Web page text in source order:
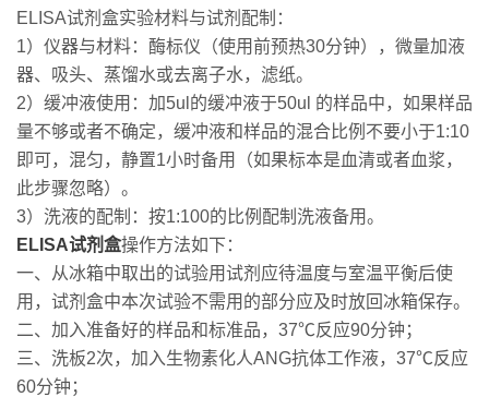
ELISA试剂盒实验材料与试剂配制：
1）仪器与材料：酶标仪（使用前预热30分钟），微量加液
器、吸头、蒸馏水或去离子水，滤纸。
2）缓冲液使用：加5ul的缓冲液于50ul 的样品中，如果样品
量不够或者不确定，缓冲液和样品的混合比例不要小于1:10
即可，混匀，静置1小时备用（如果标本是血清或者血浆，
此步骤忽略）。
3）洗液的配制：按1:100的比例配制洗液备用。
ELISA试剂盒操作方法如下：
一、从冰箱中取出的试验用试剂应待温度与室温平衡后使
用，试剂盒中本次试验不需用的部分应及时放回冰箱保存。
二、加入准备好的样品和标准品，37℃反应90分钟；
三、洗板2次，加入生物素化人ANG抗体工作液，37℃反应
60分钟；